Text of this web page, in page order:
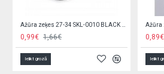
0,99€ 1,66€
Ielikt grozā
0,89€
Ielikt